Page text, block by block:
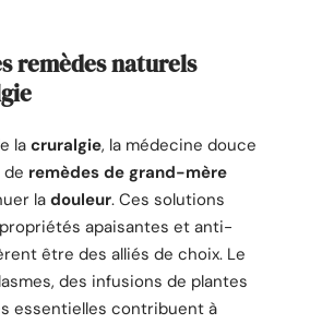
remèdes naturels
la cruralgie, la médecine douce
remèdes de grand-mère
la douleur. Ces solutions
apaisantes et anti-
être des alliés de choix. Le
des infusions de plantes
essentielles contribuent à